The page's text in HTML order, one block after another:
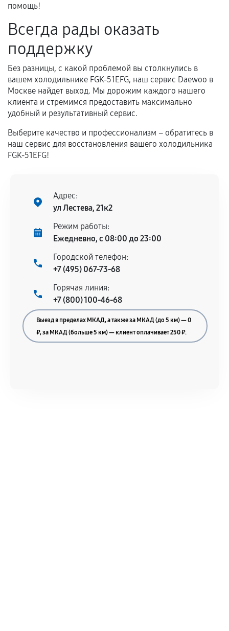
помощь!
Всегда рады оказать
поддержку
Без разницы, с какой проблемой вы столкнулись в
вашем холодильнике FGK-51EFG, наш сервис Daewoo в
Москве найдет выход. Мы дорожим каждого нашего
клиента и стремимся предоставить максимально
удобный и результативный сервис.
Выберите качество и профессионализм – обратитесь в
наш сервис для восстановления вашего холодильника
FGK-51EFG!
Адрес:
ул Лестева, 21к2
Режим работы:
Ежедневно, с 08:00 до 23:00
Городской телефон:
+7 (495) 067-73-68
Горячая линия:
+7 (800) 100-46-68
Выезд в пределах МКАД, а также за МКАД (до 5 км) — 0
₽, за МКАД (больше 5 км) — клиент оплачивает 250 ₽.